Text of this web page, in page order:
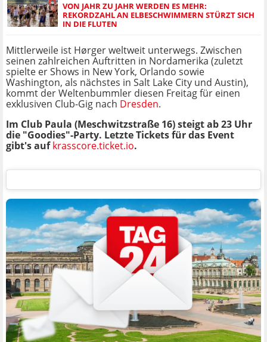
VON JAHR ZU JAHR WERDEN ES MEHR:
REKORDZAHL AN ELBESCHWIMMERN STÜRZT SICH
IN DIE FLUTEN
Mittlerweile ist Hørger weltweit unterwegs. Zwischen
seinen zahlreichen Auftritten in Nordamerika (zuletzt
spielte er Shows in New York, Orlando sowie
Washington, als nächstes in Salt Lake City und Austin),
kommt der Weltenbummler diesen Freitag für einen
exklusiven Club-Gig nach Dresden.
Im Club Paula (Meschwitzstraße 16) steigt ab 23 Uhr
die "Goodies"-Party. Letzte Tickets für das Event
gibt's aufkrasscore.ticket.io.